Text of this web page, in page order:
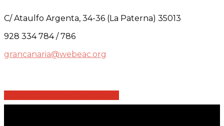
C/ Ataulfo Argenta, 34-36 (La Paterna) 35013
928 334 784 / 786
grancanaria@webeac.org